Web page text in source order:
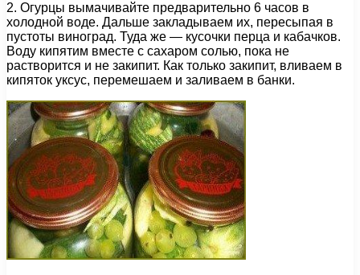
2. Огурцы вымачивайте предварительно 6 часов в
холодной воде. Дальше закладываем их, пересыпая в
пустоты виноград. Туда же — кусочки перца и кабачков.
Воду кипятим вместе с сахаром солью, пока не
растворится и не закипит. Как только закипит, вливаем в
кипяток уксус, перемешаем и заливаем в банки.